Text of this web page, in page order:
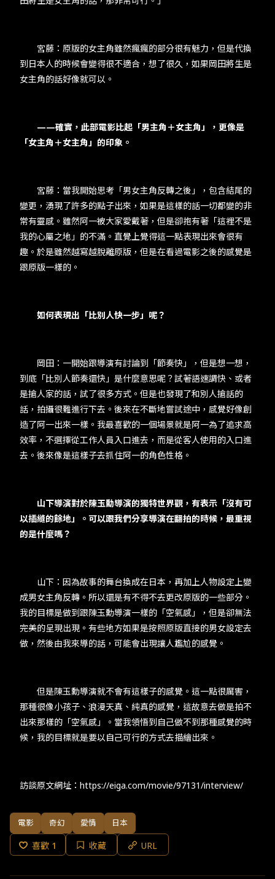
​​ 宮藤：原版的女主角雖然瘋瘋的部分很有魅力，但是代換
到日本人的時候會變得很不適合，想了很久，如果岡田將生是
女主角的話好像就可以。​
​——​確實，此部電影比起「男主角＋女主角」，更像是
「女主角＋女主角」的印象。
​​ 宮藤：當我開始思考「男女主角反轉之後」，包含結尾的
變更，湧現了許多的點子出來，如果是這樣的話一切都變的非
常有靈感。雖然阿一被大家愛戴著，但是卻抱有著「這裡不是
我的心屬之地」的不滿。直覺上覺得這一點表現出來會很有
趣。於是雖然越寫越脫離原版，但是在看過電影之後的感覺是
跟原版一樣的。​
如何表現出「比別人快一步」呢？
​​ 岡田：一開始跟導演有討論到「節奏快」，但是想一想，
到底「比別人節奏還快」是什麼意思呢？試著語速調快、或者
是搶人家的話，試了很多方式。但是也發現了和別人搶話的
話，拍攝很難進行下去。後來在不斷地嘗試途中，感覺好像創
造了阿一出來一樣。我最喜歡的一個場景就是阿一為了追求高
效率，不選擇從工作人員入口進去，而是從客人使用的入口進
去。後來像是這樣子去抓住阿一的​​角色性格​​。​
​​山下導演對於陳玉勳導演的獨特世界觀，有表示「沒有可
以插縫的餘地」。可以跟我們分享導演在翻拍的時候，最重視
的是什麼嗎？​
​​ 山下：因為故事的舞台換成在日本，再加上人物設定上變
成男女主角反轉。所以還是有不得不去更改原版的一些部分。
我的目標是做到跟陳玉勳導演一樣的「空氣感」，但是卻無法
完美的呈現出現。有些地方如果是按照原版直接的男女設定去
做，然後由我來導的話，可能會出現讓人尷尬的感覺。​
​​ 但是陳玉勳導演就不會有這樣子的感覺。這一點很厲害，
那種很像小孩子、浪漫天真、純真的感覺，這故意去做是拍不
出來那樣的「空氣感」。當我領悟到自己做不到那種感覺的時
候，我​​的​​目標​​就是​​要​​以​​自己可行​​的​​方式去描繪出來。​
訪談原文網址：​https://eiga.com/movie/97131/interview/
電影 奇幻 愛情 日本
喜歡 1 收藏 URL